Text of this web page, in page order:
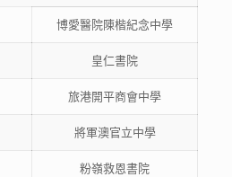
博愛醫院陳楷紀念中學
皇仁書院
旅港開平商會中學
將軍澳官立中學
粉嶺救恩書院